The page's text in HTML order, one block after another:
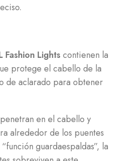
Fashion Lightscontienen la
protege el cabello de la
de aclarado para obtener
en el cabello y
alrededor de los puentes
guardaespaldas”, la